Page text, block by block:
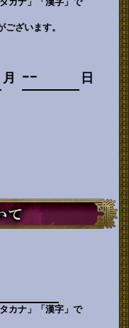
ざいます。
月
日
カナ」「漢字」で